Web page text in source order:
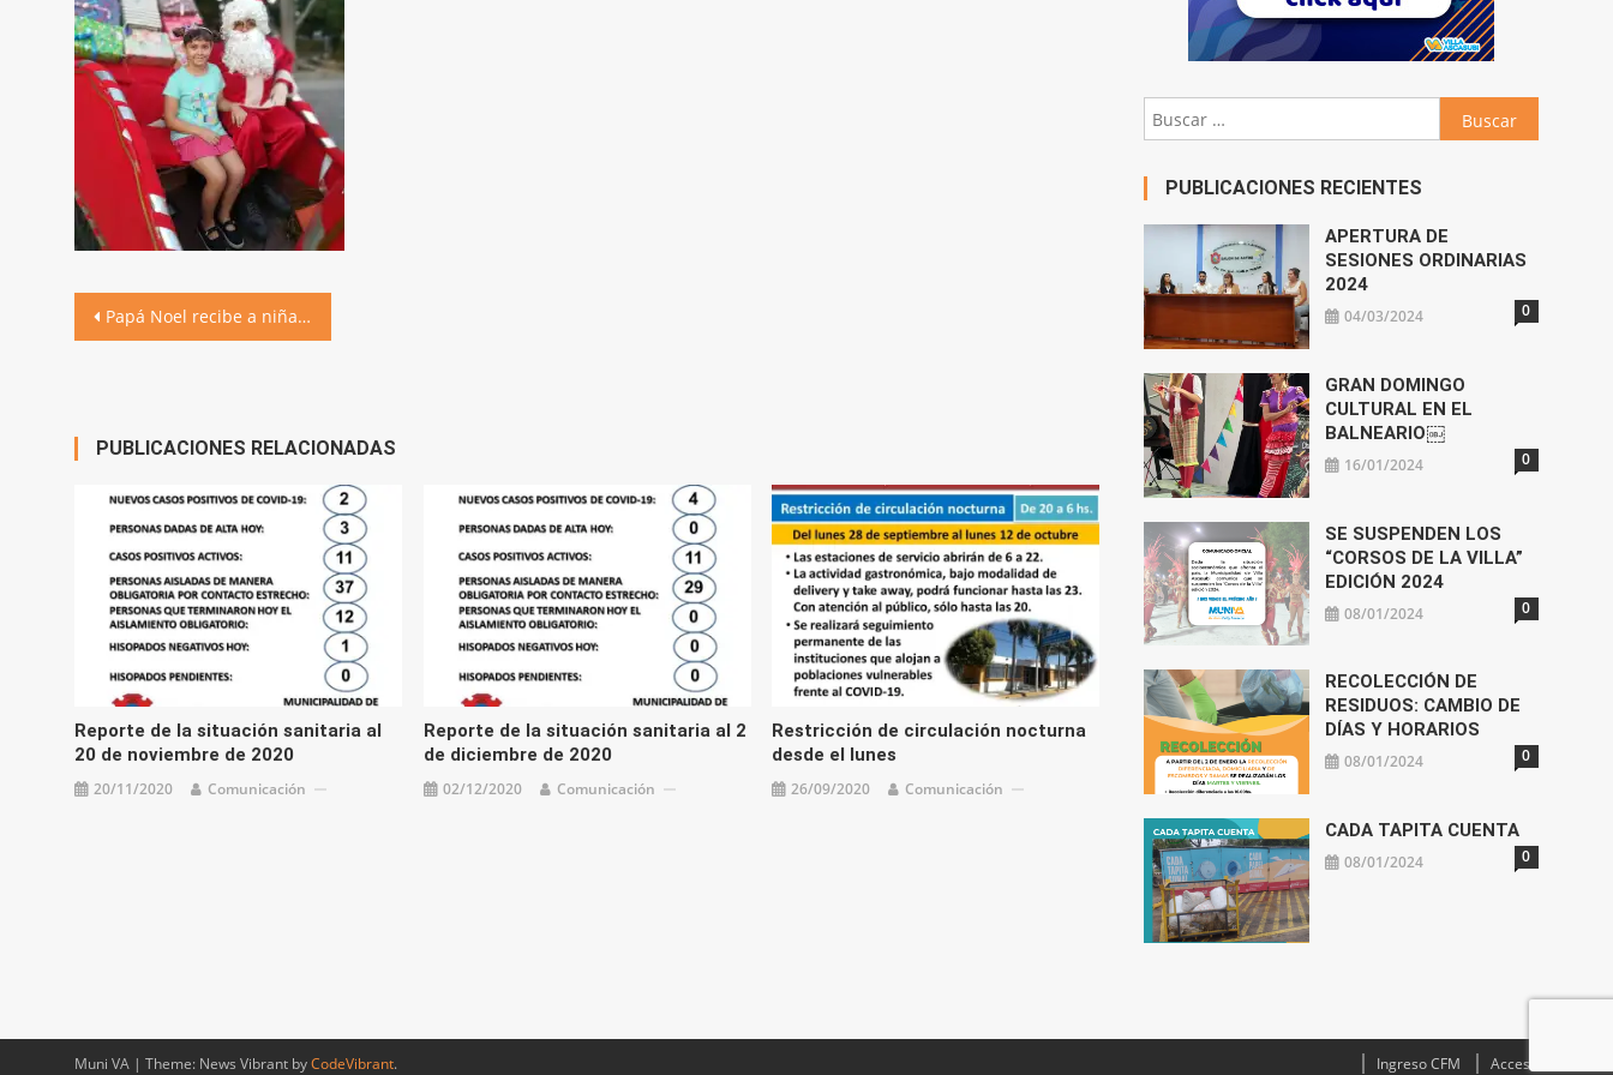
Navegación
Papá Noel recibe a niñas y niños en la plaza
PUBLICACIONES RELACIONADAS
Reporte de la situación sanitaria al
20 de noviembre de 2020
20/11/2020 Comunicación
Reporte de la situación sanitaria al 2
de diciembre de 2020
02/12/2020 Comunicación
Restricción de circulación nocturna
desde el lunes
26/09/2020 Comunicación
Buscar:
PUBLICACIONES RECIENTES
APERTURA DE
SESIONES ORDINARIAS
2024
04/03/2024 0
GRAN DOMINGO
CULTURAL EN EL
BALNEARIO￼
16/01/2024 0
SE SUSPENDEN LOS
“CORSOS DE LA VILLA”
EDICIÓN 2024
08/01/2024 0
RECOLECCIÓN DE
RESIDUOS: CAMBIO DE
DÍAS Y HORARIOS
08/01/2024 0
CADA TAPITA CUENTA
08/01/2024 0
Muni VA | Theme: News Vibrant byCodeVibrant. Ingreso CFM Acceso